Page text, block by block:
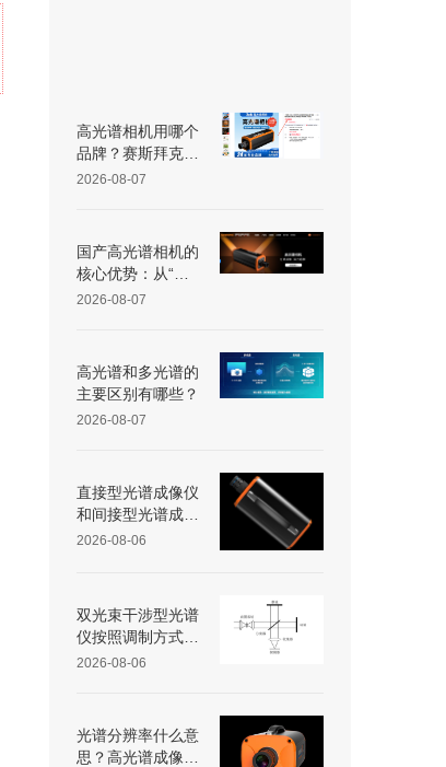
高光谱相机用哪个
品牌？赛斯拜克怎
么样？
2026-08-07
国产高光谱相机的
核心优势：从“跟
跑”到“并跑”的跨越
2026-08-07
高光谱和多光谱的
主要区别有哪些？
2026-08-07
直接型光谱成像仪
和间接型光谱成像
仪区别
2026-08-06
双光束干涉型光谱
仪按照调制方式不
同可分为哪些类
2026-08-06
光谱分辨率什么意
思？高光谱成像仪